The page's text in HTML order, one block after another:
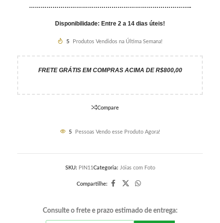
………………………………………………………………………..
Disponibilidade: Entre 2 a 14 dias úteis!
5 Produtos Vendidos na Última Semana!
FRETE GRÁTIS EM COMPRAS ACIMA DE R$800,00
Compare
5 Pessoas Vendo esse Produto Agora!
SKU: PIN11 Categoria: Jóias com Foto
Compartilhe:
Consulte o frete e prazo estimado de entrega: